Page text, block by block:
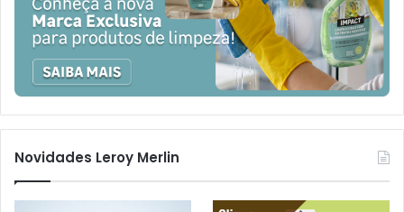
Novidades Leroy Merlin